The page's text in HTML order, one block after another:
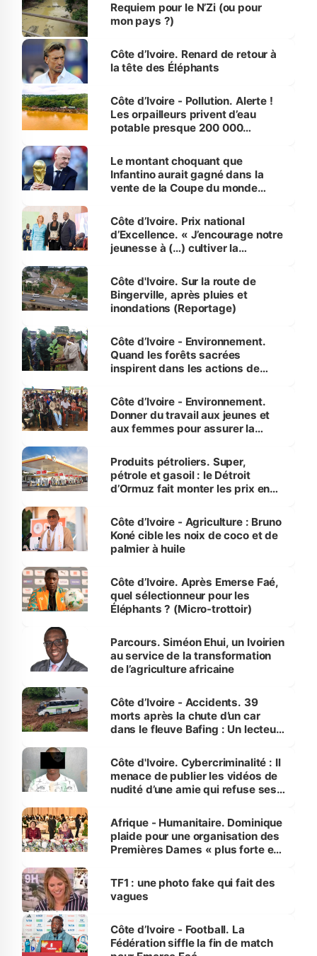
Requiem pour le N’Zi (ou pour
mon pays ?)
Côte d’Ivoire. Renard de retour à
la tête des Éléphants
Côte d’Ivoire - Pollution. Alerte !
Les orpailleurs privent d’eau
potable presque 200 000
Le montant choquant que
Infantino aurait gagné dans la
vente de la Coupe du monde
Côte d’Ivoire. Prix national
d’Excellence. « J’encourage notre
jeunesse à (…) cultiver la
(Alassane Ouattara
Côte d'Ivoire. Sur la route de
Bingerville, après pluies et
inondations (Reportage)
Côte d’Ivoire - Environnement.
Quand les forêts sacrées
inspirent dans les actions de
Côte d’Ivoire - Environnement.
Donner du travail aux jeunes et
aux femmes pour assurer la
menacées
Produits pétroliers. Super,
pétrole et gasoil : le Détroit
d’Ormuz fait monter les prix en
Côte d’Ivoire - Agriculture : Bruno
Koné cible les noix de coco et de
palmier à huile
Côte d’Ivoire. Après Emerse Faé,
quel sélectionneur pour les
Éléphants ? (Micro-trottoir)
Parcours. Siméon Ehui, un Ivoirien
au service de la transformation
de l’agriculture africaine
Côte d’Ivoire - Accidents. 39
morts après la chute d’un car
dans le fleuve Bafing : Un lecteur
des Transports
Côte d'Ivoire. Cybercriminalité : Il
menace de publier les vidéos de
nudité d’une amie qui refuse ses
Afrique - Humanitaire. Dominique
plaide pour une organisation des
Premières Dames « plus forte et
sur la scène internationale »
TF1 : une photo fake qui fait des
vagues
Côte d’Ivoire - Football. La
Fédération siffle la fin de match